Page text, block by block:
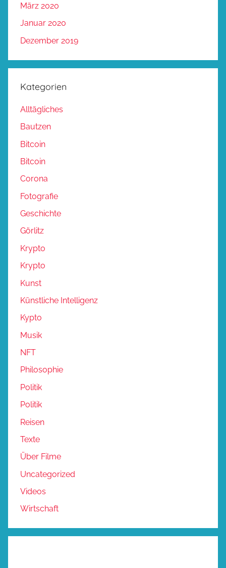
März 2020
Januar 2020
Dezember 2019
Kategorien
Alltägliches
Bautzen
Bitcoin
Bitcoin
Corona
Fotografie
Geschichte
Görlitz
Krypto
Krypto
Kunst
Künstliche Intelligenz
Kypto
Musik
NFT
Philosophie
Politik
Politik
Reisen
Texte
Über Filme
Uncategorized
Videos
Wirtschaft